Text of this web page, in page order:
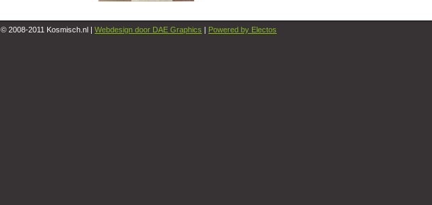
© 2008-2011 Kosmisch.nl |Webdesign door DAE Graphics | Powered by Electos